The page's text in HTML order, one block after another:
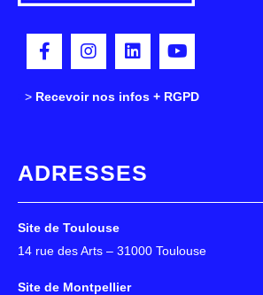
> Recevoir nos infos + RGPD
ADRESSES
Site de Toulouse
14 rue des Arts – 31000 Toulouse
Site de Montpellier